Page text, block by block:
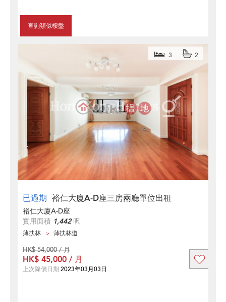
查詢類似樓盤
已過期 裕仁大廈A-D座三房兩廳單位出租
3 2
裕仁大廈A-D座
實用面積 1,442呎
薄扶林 薄扶林道
HK$ 54,000 / 月
HK$ 45,000 / 月
上次降價日期 2023年03月03日